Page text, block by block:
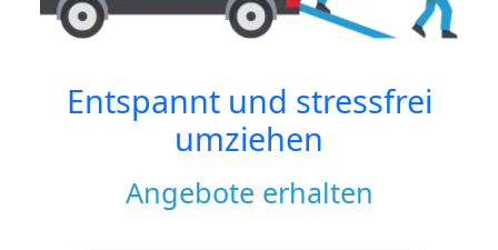
Entspannt und stressfrei
umziehen
Angebote erhalten